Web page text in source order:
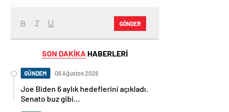
GÖNDER
SON DAKİKA HABERLERİ
GÜNDEM 06 Ağustos 2026
Joe Biden 6 aylık hedeflerini açıkladı.
Senato buz gibi…